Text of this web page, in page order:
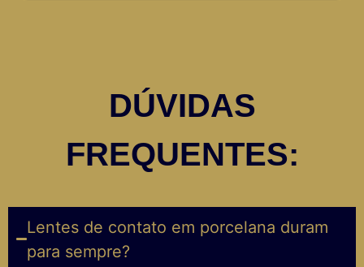
DÚVIDAS
FREQUENTES:
Lentes de contato em porcelana duram
para sempre?